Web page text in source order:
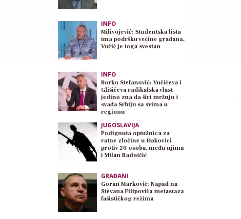
INFO
Milivojević: Studentska lista
ima podršku većine građana,
Vučić je toga svestan
INFO
Borko Stefanović: Vučićeva i
Glišićeva radikalska vlast
jedino zna da širi mržnju i
svađa Srbiju sa svima u
regionu
JUGOSLAVIJA
Podignuta optužnica za
ratne zločine u Đakovici
protiv 20 osoba, među njima
i Milan Radoičić
GRAĐANI
Goran Marković: Napad na
Stevana Filipovića metastaza
fašističkog režima